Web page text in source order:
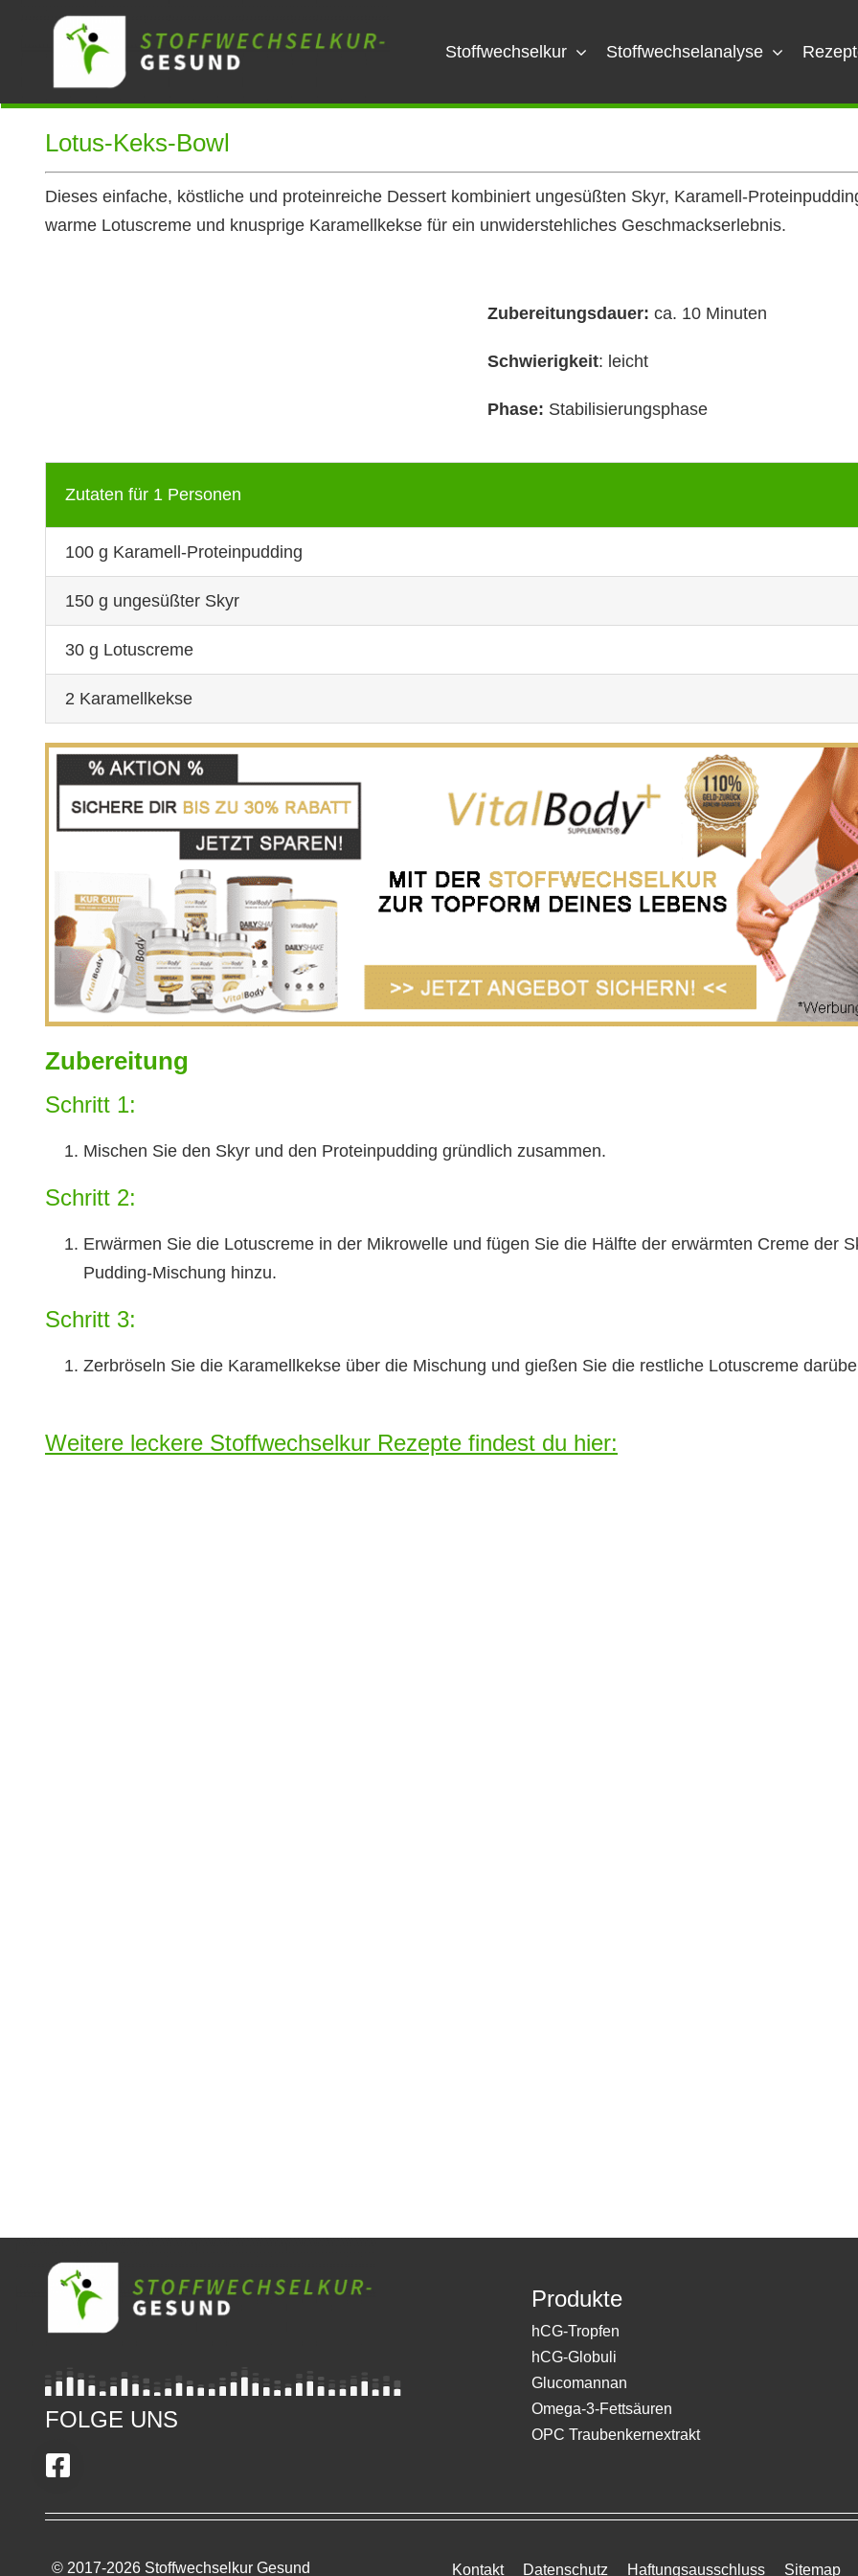
Stoffwechselkur Stoffwechselanalyse
Lotus-Keks-Bowl
Dieses einfache, köstliche und proteinreiche Dessert kombiniert ungesüßten Skyr, Karamell-
warme Lotuscreme und knusprige Karamellkekse für ein unwiderstehliches Geschmackserlebnis.
Zubereitungsdauer: ca. 10 Minuten
Schwierigkeit: leicht
Phase: Stabilisierungsphase
Zutaten für 1 Personen
100 g Karamell-Proteinpudding
150 g ungesüßter Skyr
30 g Lotuscreme
2 Karamellkekse
Zubereitung
Schritt 1:
Mischen Sie den Skyr und den Proteinpudding gründlich zusammen.
Schritt 2:
Erwärmen Sie die Lotuscreme in der Mikrowelle und fügen Sie die Hälfte der erwärmten Creme der
Pudding-Mischung hinzu.
Schritt 3:
Zerbröseln Sie die Karamellkekse über die Mischung und gießen Sie die restliche Lotuscreme
Weitere leckere Stoffwechselkur Rezepte findest du hier:
FOLGE UNS
Produkte
hCG-Tropfen
hCG-Globuli
Glucomannan
Omega-3-Fettsäuren
OPC Traubenkernextrakt
© 2017-2026 Stoffwechselkur Gesund Kontakt Datenschutz Haftungsausschluss Sitemap